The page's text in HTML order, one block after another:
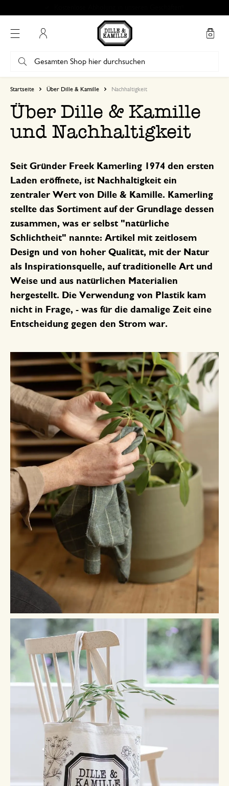
Startseite Über Dille & Kamille Nachhaltigkeit
Über Dille & Kamille
und Nachhaltigkeit
Seit Gründer Freek Kamerling 1974 den ersten
Laden eröffnete, ist Nachhaltigkeit ein
zentraler Wert von Dille & Kamille. Kamerling
stellte das Sortiment auf der Grundlage dessen
zusammen, was er selbst "natürliche
Schlichtheit" nannte: Artikel mit zeitlosem
Design und von hoher Qualität, mit der Natur
als Inspirationsquelle, auf traditionelle Art und
Weise und aus natürlichen Materialien
hergestellt. Die Verwendung von Plastik kam
nicht in Frage, - was für die damalige Zeit eine
Entscheidung gegen den Strom war.